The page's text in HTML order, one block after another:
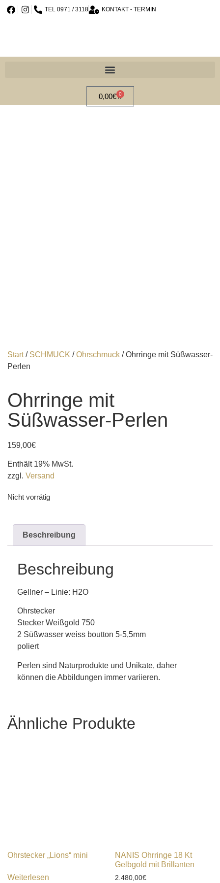
TEL 0971 / 3118 KONTAKT - TERMIN
0,00€ 0
Start/ SCHMUCK /Ohrschmuck / Ohrringe mit Süßwasser-
Perlen
Ohrringe mit
Süßwasser-Perlen
159,00€
Enthält 19% MwSt.
zzgl. Versand
Nicht vorrätig
Beschreibung
Beschreibung
Gellner – Linie: H2O
Ohrstecker
Stecker Weißgold 750
2 Süßwasser weiss boutton 5-5,5mm
poliert
Perlen sind Naturprodukte und Unikate, daher
können die Abbildungen immer variieren.
Ähnliche Produkte
Ohrstecker „Lions“ mini
Weiterlesen
NANIS Ohrringe 18 Kt
Gelbgold mit Brillanten
2.480,00€